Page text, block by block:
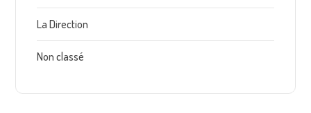
La Direction
Non classé